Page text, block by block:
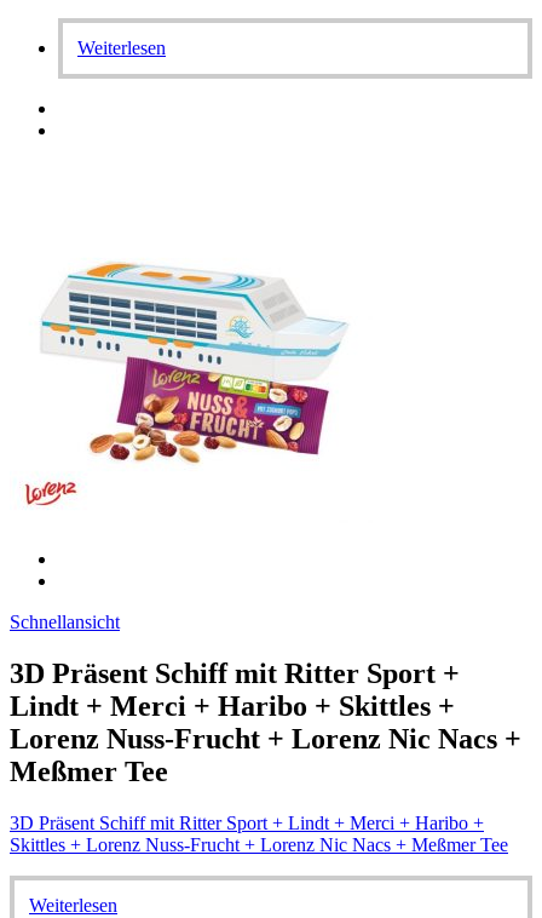
Weiterlesen
Schnellansicht
3D Präsent Schiff mit Ritter Sport +
Lindt + Merci + Haribo + Skittles +
Lorenz Nuss-Frucht + Lorenz Nic Nacs +
Meßmer Tee
3D Präsent Schiff mit Ritter Sport + Lindt + Merci + Haribo +
Skittles + Lorenz Nuss-Frucht + Lorenz Nic Nacs + Meßmer Tee
Weiterlesen